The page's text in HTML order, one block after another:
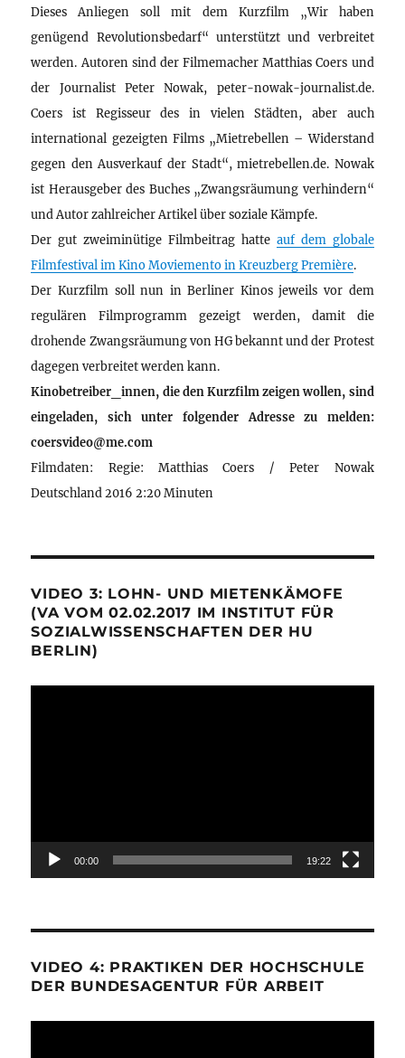
Dieses Anliegen soll mit dem Kurzfilm „Wir haben
genügend Revolutionsbedarf“ unterstützt und verbreitet
werden. Autoren sind der Filmemacher Matthias Coers und
der Journalist Peter Nowak, peter-nowak-journalist.de.
Coers ist Regisseur des in vielen Städten, aber auch
international gezeigten Films „Mietrebellen – Widerstand
gegen den Ausverkauf der Stadt“, mietrebellen.de. Nowak
ist Herausgeber des Buches „Zwangsräumung verhindern“
und Autor zahlreicher Artikel über soziale Kämpfe.
Der gut zweiminütige Filmbeitrag hatte auf dem globale
Filmfestival im Kino Moviemento in Kreuzberg Première.
Der Kurzfilm soll nun in Berliner Kinos jeweils vor dem
regulären Filmprogramm gezeigt werden, damit die
drohende Zwangsräumung von HG bekannt und der Protest
dagegen verbreitet werden kann.
Kinobetreiber_innen, die den Kurzfilm zeigen wollen, sind
eingeladen, sich unter folgender Adresse zu melden:
coersvideo@me.com
Filmdaten: Regie: Matthias Coers / Peter Nowak
Deutschland 2016 2:20 Minuten
VIDEO 3: LOHN- UND MIETENKÄMOFE
(VA VOM 02.02.2017 IM INSTITUT FÜR
SOZIALWISSENSCHAFTEN DER HU
BERLIN)
00:00 19:22
VIDEO 4: PRAKTIKEN DER HOCHSCHULE
DER BUNDESAGENTUR FÜR ARBEIT